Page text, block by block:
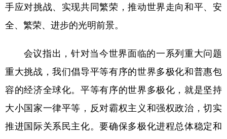
手应对挑战、实现共同繁荣，推动世界走向和平、安
全、繁荣、进步的光明前景。
会议指出，针对当今世界面临的一系列重大问题
重大挑战，我们倡导平等有序的世界多极化和普惠包
容的经济全球化。平等有序的世界多极化，就是坚持
大小国家一律平等，反对霸权主义和强权政治，切实
推进国际关系民主化。要确保多极化进程总体稳定和